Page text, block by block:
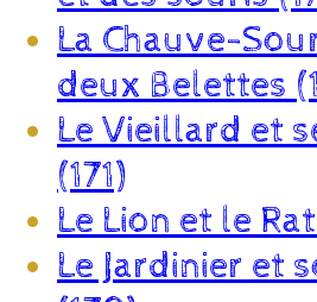
La Chauve-
deux Belettes
Le Vieillard et
(171)
Le Lion et le
Le Jardinier et